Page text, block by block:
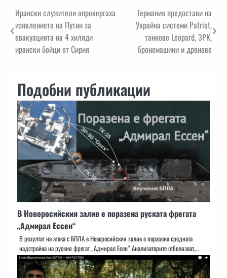
Навигация
Ирански служители опровергаха
изявлението на Путин за
евакуацията на 4 хиляди
ирански бойци от Сирия
Германия предостави на
Украйна системи Patriot,
танкове Leopard, ЗРК,
бронемашини и дронове
Подобни публикации
В Новоросийския залив е поразена руската фрегата
„Адмирал Ессен“
В резултат на атака с БПЛА в Новоросийския залив е поразена средната
надстройка на руския фрегат „Адмирал Есен“ Анализаторите отбелязват,…